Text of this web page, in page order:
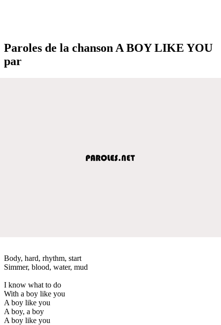
Paroles de la chanson A BOY LIKE YOU
par
Body, hard, rhythm, start
Simmer, blood, water, mud
I know what to do
With a boy like you
A boy like you
A boy, a boy
A boy like you